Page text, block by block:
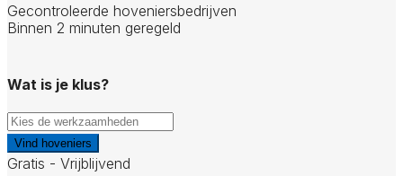
Gecontroleerde hoveniersbedrijven
Binnen 2 minuten geregeld
Wat is je klus?
Vind hoveniers
Gratis - Vrijblijvend